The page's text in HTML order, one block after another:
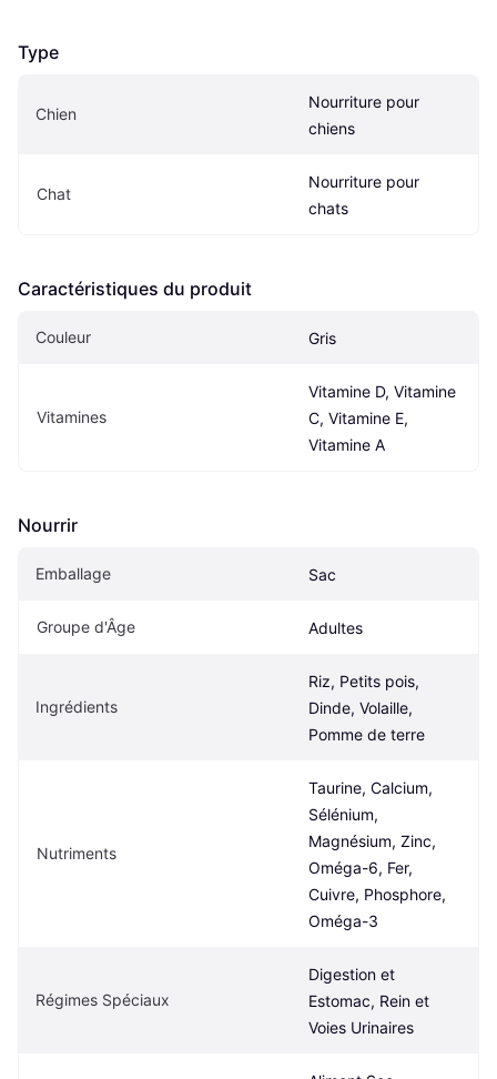
Type
Chien
Nourriture pour
chiens
Chat
Nourriture pour
chats
Caractéristiques du produit
Couleur Gris
Vitamines
Vitamine D, Vitamine
C, Vitamine E,
Vitamine A
Nourrir
Emballage Sac
Groupe d'Âge Adultes
Ingrédients
Riz, Petits pois,
Dinde, Volaille,
Pomme de terre
Nutriments
Taurine, Calcium,
Sélénium,
Magnésium, Zinc,
Oméga-6, Fer,
Cuivre, Phosphore,
Oméga-3
Régimes Spéciaux
Digestion et
Estomac, Rein et
Voies Urinaires